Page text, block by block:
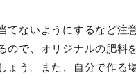
てないようにするなど注
ので、オリジナルの肥料
ょう。また、自分で作る